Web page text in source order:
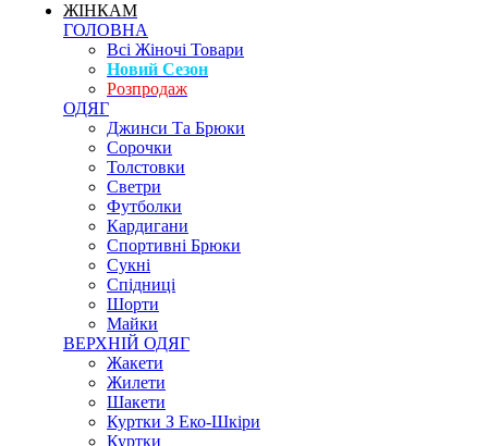
ЖІНКАМ
ГОЛОВНА
Всі Жіночі Товари
Новий Сезон
Розпродаж
ОДЯГ
Джинси Та Брюки
Сорочки
Толстовки
Светри
Футболки
Кардигани
Спортивні Брюки
Сукні
Спідниці
Шорти
Майки
ВЕРХНІЙ ОДЯГ
Жакети
Жилети
Шакети
Куртки З Еко-Шкіри
Куртки